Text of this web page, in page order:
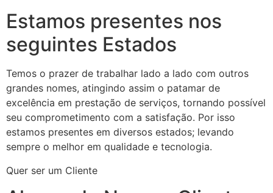
Estamos presentes nos
seguintes Estados
Temos o prazer de trabalhar lado a lado com outros
grandes nomes, atingindo assim o patamar de
excelência em prestação de serviços, tornando possível
seu comprometimento com a satisfação. Por isso
estamos presentes em diversos estados; levando
sempre o melhor em qualidade e tecnologia.
Quer ser um Cliente